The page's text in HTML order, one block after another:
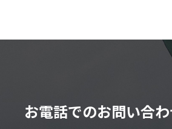
お電話でのお問い合